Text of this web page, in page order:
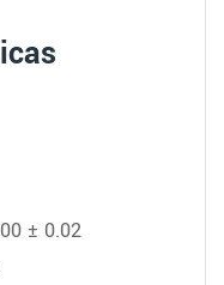
± 0.02